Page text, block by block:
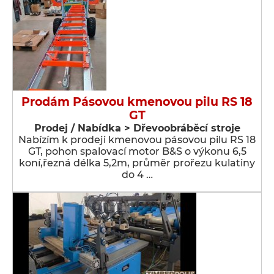
Prodám Pásovou kmenovou pilu RS 18
GT
Prodej / Nabídka > Dřevoobráběcí stroje
Nabízím k prodeji kmenovou pásovou pilu RS 18
GT, pohon spalovací motor B&S o výkonu 6,5
koní,řezná délka 5,2m, průměr prořezu kulatiny
do 4 …